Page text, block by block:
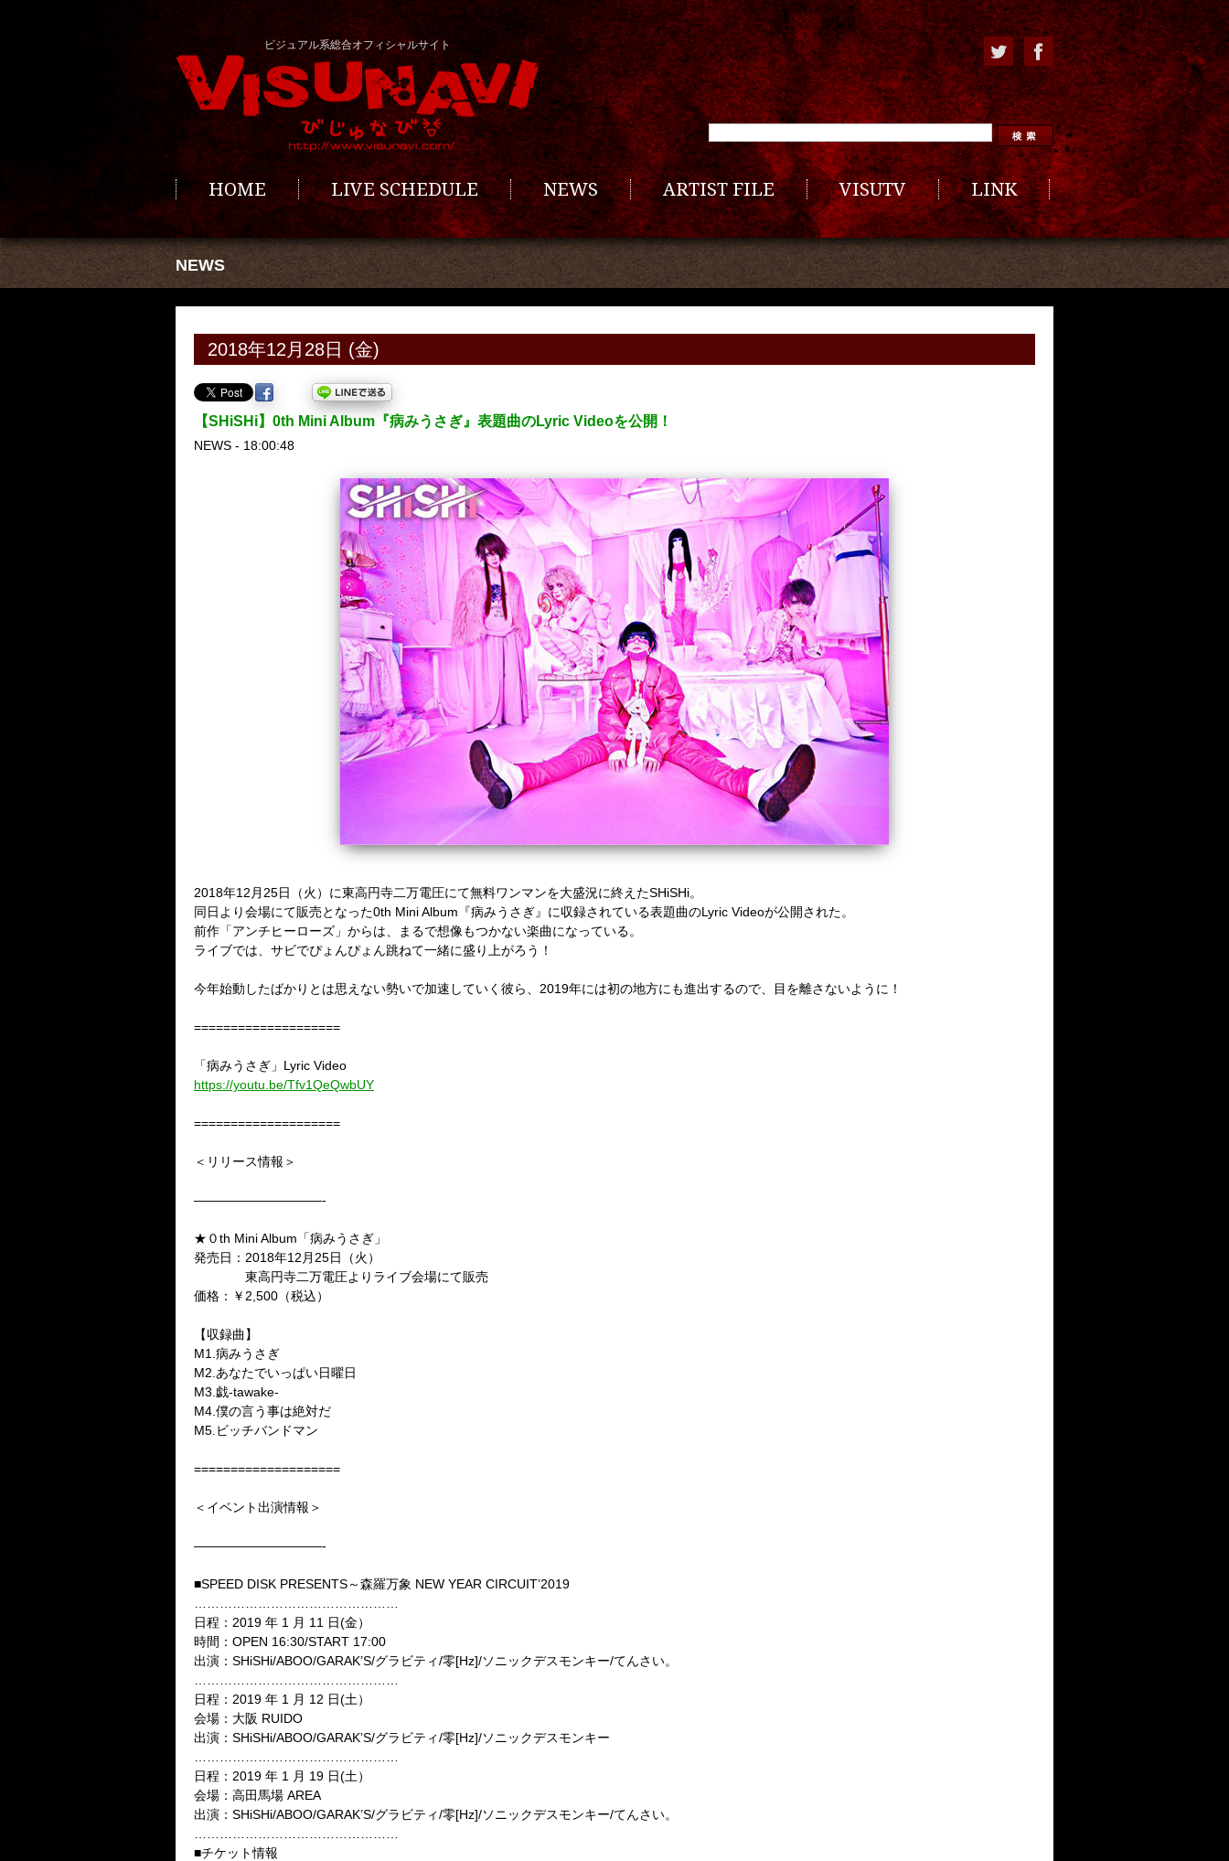
ビジュアル系総合オフィシャルサイト
HOME LIVE SCHEDULE NEWS ARTIST FILE VISUTV LINK
NEWS
2018年12月28日 (金)
【SHiSHi】0th Mini Album『病みうさぎ』表題曲のLyric Videoを公開！
NEWS - 18:00:48
2018年12 月 25日（火）に東高円寺二万電圧にて無料ワンマンを大盛況に終えたSHiSHi。
同日より会場にて販売となった0th Mini Album 『病みうさぎ』に収録されている表題曲のLyric Videoが公開された。
前作「アンチヒーローズ」からは、まるで想像もつかない楽曲になっている。
ライブでは、サビでぴょんぴょん跳ねて一緒に盛り上がろう！
今年始動したばかりとは思えない勢いで加速していく彼ら、 2019年には初の地方にも進出するので、目を離さないように！
====================
「病みうさぎ」 Lyric Video
https://youtu.be/Tfv1QeQwbUY
====================
＜リリース情報＞
——————————-
★０th Mini Album 「病みうさぎ」
発売日： 2018年12 月 25日（火）
東高円寺二万電圧よりライブ会場にて販売
価格：￥ 2,500 （税込）
【収録曲】
M1. 病みうさぎ
M2. あなたでいっぱい日曜日
M3. 戯-tawake-
M4. 僕の言う事は絶対だ
M5. ビッチバンドマン
====================
＜イベント出演情報＞
——————————-
■SPEED DISK PRESENTS～森羅万象 NEW YEAR CIRCUIT’2019
日程： 2019 年 1 月 11 日(金）
時間： OPEN 16:30/START 17:00
出演： SHiSHi/ABOO/GARAK’S/グラビティ/零[Hz]/ソニックデスモンキー/てんさい。
日程： 2019 年 1 月 12 日(土）
会場：大阪 RUIDO
出演： SHiSHi/ABOO/GARAK’S/グラビティ/零[Hz]/ソニックデスモンキー
日程： 2019 年 1 月 19 日(土）
会場：高田馬場 AREA
出演： SHiSHi/ABOO/GARAK’S/グラビティ/零[Hz]/ソニックデスモンキー/てんさい。
■チケット情報